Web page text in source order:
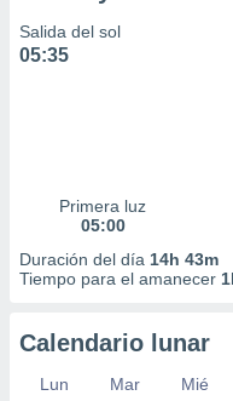
Salida del sol
05:35
Primera luz
05:00
Duración del día 14h 43m
Tiempo para el amanecer
Calendario lunar
Lun Mar Mié